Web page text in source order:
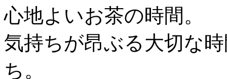
心地よいお茶の時間。
気持ちが昂ぶる大切な
ち。